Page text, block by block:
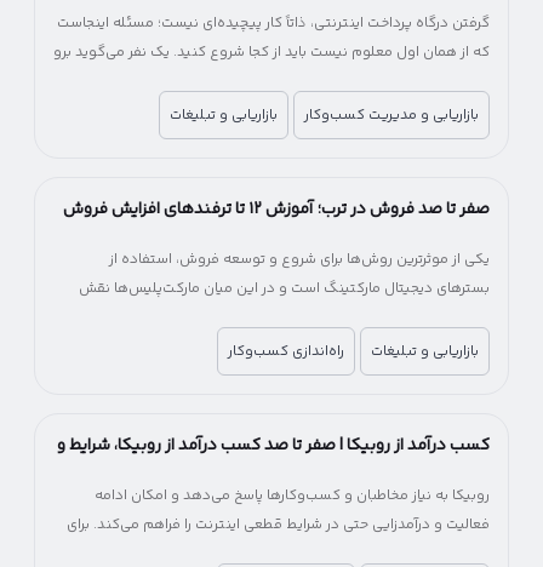
گرفتن درگاه پرداخت اینترنتی، ذاتاً کار پیچیده‌ای نیست؛ مسئله اینجاست
که از همان اول معلوم نیست باید از کجا شروع کنید. یک نفر می‌گوید برو
اول اینماد بگیر، یکی می‌گوید اصلاً لازم نیست. آخرش هم می‌مانید بین
چند راه، بدون اینکه بدانید کدام انتخاب درست‌تری است.
بازاریابی و مدیریت کسب‌وکار بازاریابی و تبلیغات
صفر تا صد فروش در ترب؛ آموزش ۱۲ تا ترفندهای افزایش فروش
یکی از موثرترین روش‌ها برای شروع و توسعه فروش، استفاده از
بسترهای دیجیتال مارکتینگ است و در این میان مارکت‌پلیس‌ها نقش
بازاریابی و تبلیغات
راه‌اندازی کسب‌وکار
کسب درآمد از روبیکا | صفر تا صد کسب درآمد از روبیکا، شرایط و
روبیکا به نیاز مخاطبان و کسب‌وکارها پاسخ می‌دهد و امکان ادامه
فعالیت و درآمدزایی حتی در شرایط قطعی اینترنت را فراهم می‌کند. برای